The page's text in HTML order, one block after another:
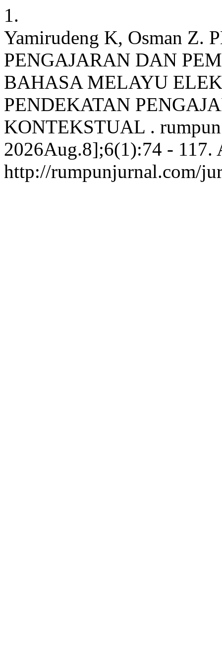
1.
Yamirudeng K, Osman Z.
PENGAJARAN DAN
BAHASA MELAYU
PENDEKATAN
KONTEKSTUAL .
2026Aug.8];6(1):74 - 117.
http://rumpunjurnal.com/